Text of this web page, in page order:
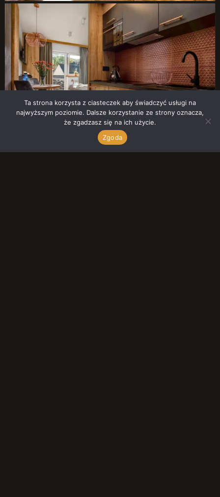
Ta strona korzysta z ciasteczek aby świadczyć usługi na
najwyższym poziomie. Dalsze korzystanie ze strony oznacza,
że zgadzasz się na ich użycie.
Zgoda